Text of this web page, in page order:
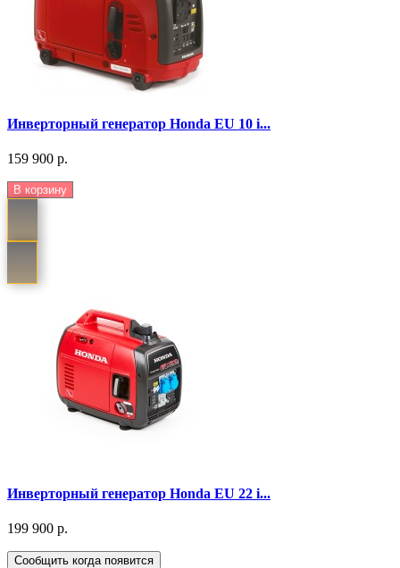
Инверторный генератор Honda EU 10 i...
159 900 р.
В корзину
Инверторный генератор Honda EU 22 i...
199 900 р.
Сообщить когда появится